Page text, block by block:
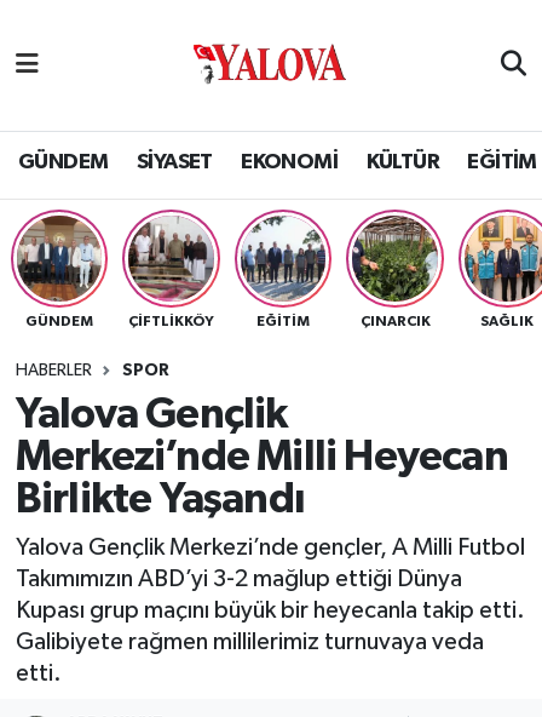
GÜNDEM SİYASET EKONOMİ KÜLTÜR EĞİTİM
GÜNDEM ÇİFTLİKKÖY EĞİTİM ÇINARCIK SAĞLIK
HABERLER SPOR
Yalova Gençlik
Merkezi’nde Milli Heyecan
Birlikte Yaşandı
Yalova Gençlik Merkezi’nde gençler, A Milli Futbol
Takımımızın ABD’yi 3-2 mağlup ettiği Dünya
Kupası grup maçını büyük bir heyecanla takip etti.
Galibiyete rağmen millilerimiz turnuvaya veda
etti.
SİYASET
EKONOMİ
KÜLTÜR
BİLİM VE TEKNOLOJİ
ASAYİŞ
SPOR
ULUSAL
Yalova Nöbetçi Eczaneler
Yalova Hava Durumu
Yalova Namaz Vakitleri
Yalova Trafik Yoğunluk Haritası
Tüm Manşetler
Son Dakika Haberleri